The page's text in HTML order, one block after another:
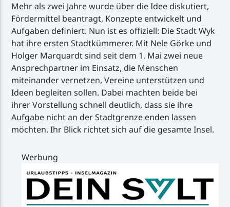
Mehr als zwei Jahre wurde über die Idee diskutiert,
Fördermittel beantragt, Konzepte entwickelt und
Aufgaben definiert. Nun ist es offiziell: Die Stadt Wyk
hat ihre ersten Stadtkümmerer. Mit Nele Görke und
Holger Marquardt sind seit dem 1. Mai zwei neue
Ansprechpartner im Einsatz, die Menschen
miteinander vernetzen, Vereine unterstützen und
Ideen begleiten sollen. Dabei machten beide bei
ihrer Vorstellung schnell deutlich, dass sie ihre
Aufgabe nicht an der Stadtgrenze enden lassen
möchten. Ihr Blick richtet sich auf die gesamte Insel.
Werbung